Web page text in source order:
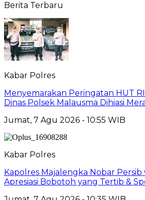
Berita Terbaru
Kabar Polres
Menyemarakan Peringatan HUT
Dinas Polsek Malausma Dihiasi
Jumat, 7 Agu 2026 - 10:55 WIB
Kabar Polres
Kapolres Majalengka Nobar Persib
Apresiasi Bobotoh yang Tertib &